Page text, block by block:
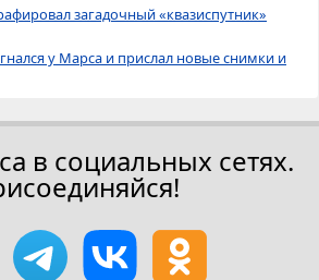
загадочный «квазиспутник»
у Марса и прислал новые снимки и
в социальных сетях.